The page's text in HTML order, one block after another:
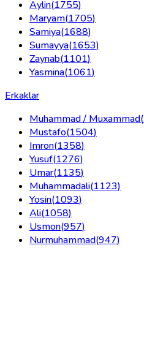
Aylin(1755)
Maryam(1705)
Samiya(1688)
Sumayya(1653)
Zaynab(1101)
Yasmina(1061)
Erkaklar
Muhammad / Muxammad(
Mustafo(1504)
Imron(1358)
Yusuf(1276)
Umar(1135)
Muhammadali(1123)
Yosin(1093)
Ali(1058)
Usmon(957)
Nurmuhammad(947)